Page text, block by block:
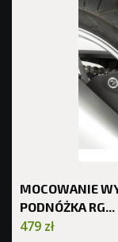
MOCOWANIE
PODNÓŻKA RG...
479 zł